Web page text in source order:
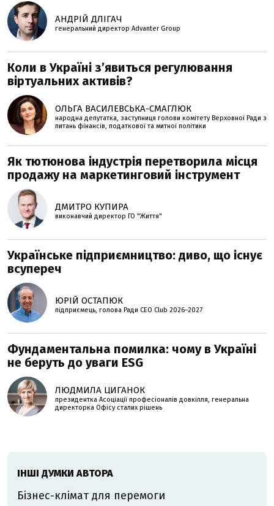
АНДРІЙ ДЛІГАЧ
генеральний директор Advanter Group
Коли в Україні з’явиться регулювання
віртуальних активів?
ОЛЬГА ВАСИЛЕВСЬКА-СМАГЛЮК
народна депутатка, заступниця голови комітету Верховної Ради з
питань фінансів, податкової та митної політики
Як тютюнова індустрія перетворила місця
продажу на маркетинговий інструмент
ДМИТРО КУПИРА
виконавчий директор ГО "Життя"
Українське підприємництво: диво, що існує
всупереч
ЮРІЙ ОСТАПЮК
підприємець, голова Ради CEO Club 2026–2027
Фундаментальна помилка: чому в Україні
не беруть до уваги ESG
ЛЮДМИЛА ЦИГАНОК
президентка Асоціації професіоналів довкілля, генеральна
директорка Офісу сталих рішень
ІНШІ ДУМКИ АВТОРА
Бізнес-клімат для перемоги